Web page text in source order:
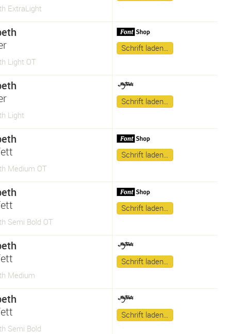
ExtraLight
Light OT
Schrift laden…
Light
Schrift laden…
Medium OT
Schrift laden…
Semi Bold OT
Schrift laden…
Medium
Schrift laden…
Semi Bold
Schrift laden…